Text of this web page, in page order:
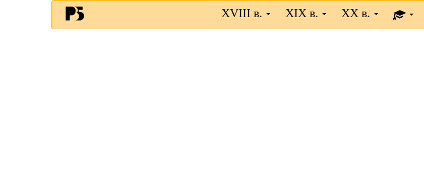
XVIII в. XIX в. XX в.